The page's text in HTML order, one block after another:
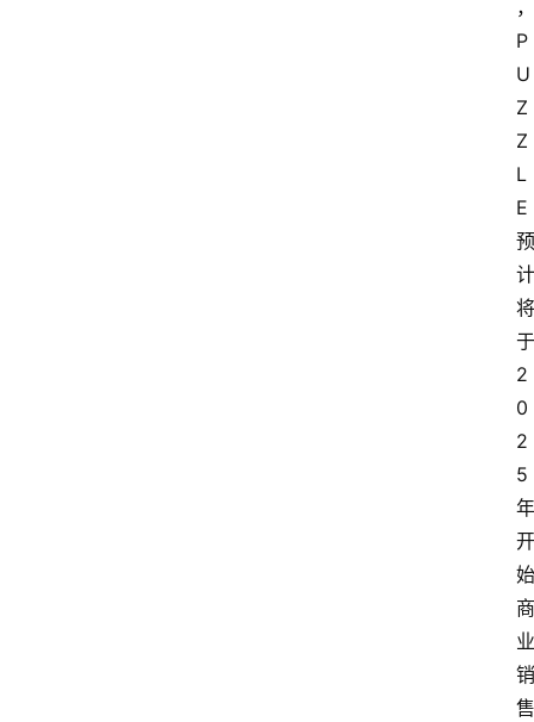
，
P
U
Z
Z
L
E
预
计
将
于
2
0
2
5
年
开
始
商
业
销
售